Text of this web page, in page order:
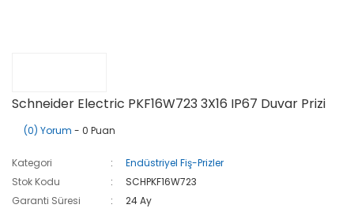
Schneider Electric PKF16W723 3X16 IP67 Duvar Prizi
(0) Yorum - 0 Puan
Kategori
Endüstriyel Fiş-Prizler
Stok Kodu
SCHPKF16W723
Garanti Süresi
24 Ay